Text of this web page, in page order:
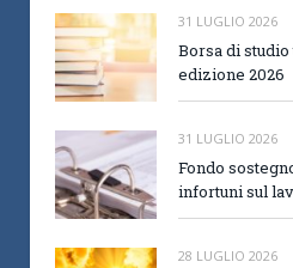
31 LUGLIO 2026
Borsa di
edizione 2026
31 LUGLIO 2026
Fondo
infortuni sul
28 LUGLIO 2026